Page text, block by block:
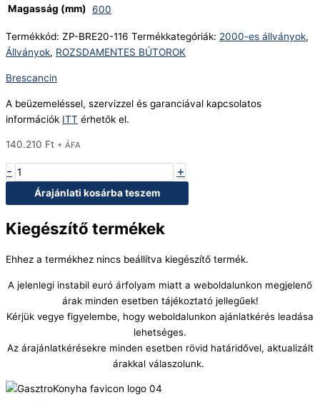
Magasság (mm) 600
Termékkód: ZP-BRE20-116 Termékkategóriák: 2000-es állványok,
Állványok, ROZSDAMENTES BÚTOROK
Brescancin
A beüzemeléssel, szervizzel és garanciával kapcsolatos
információk ITT érhetők el.
140.210 Ft + ÁFA
- +
Árajánlati kosárba teszem
Kiegészítő termékek
Ehhez a termékhez nincs beállítva kiegészítő termék.
A jelenlegi instabil euró árfolyam miatt a weboldalunkon megjelenő
árak minden esetben tájékoztató jellegűek!
Kérjük vegye figyelembe, hogy weboldalunkon ajánlatkérés leadása
lehetséges.
Az árajánlatkérésekre minden esetben rövid határidővel, aktualizált
árakkal válaszolunk.